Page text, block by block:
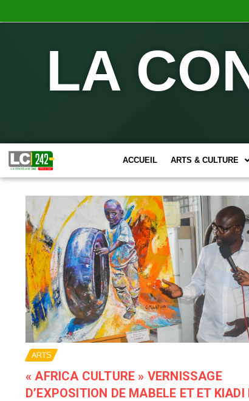
LA
ACCUEIL ARTS & CULTURE
ARTS
« AFRICA CULTURE » VERNISSAGE
D’EXPOSITION DE MABELE ET ET KIADI